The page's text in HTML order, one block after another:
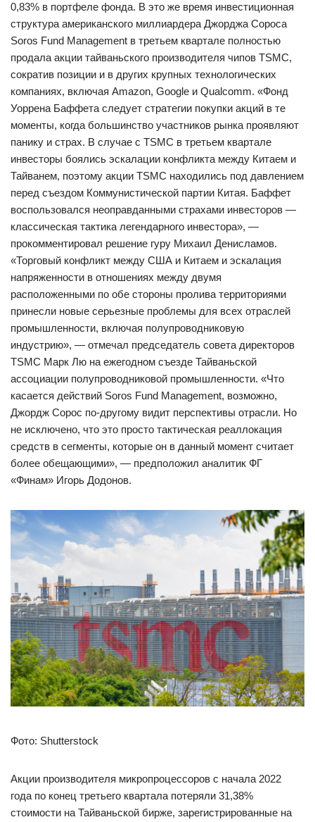
0,83% в портфеле фонда. В это же время инвестиционная
структура американского миллиардера Джорджа Сороса
Soros Fund Management в третьем квартале полностью
продала акции тайваньского производителя чипов TSMC,
сократив позиции и в других крупных технологических
компаниях, включая Amazon, Google и Qualcomm. «Фонд
Уоррена Баффета следует стратегии покупки акций в те
моменты, когда большинство участников рынка проявляют
панику и страх. В случае с TSMC в третьем квартале
инвесторы боялись эскалации конфликта между Китаем и
Тайванем, поэтому акции TSMC находились под давлением
перед съездом Коммунистической партии Китая. Баффет
воспользовался неоправданными страхами инвесторов —
классическая тактика легендарного инвестора», —
прокомментировал решение гуру Михаил Денисламов.
«Торговый конфликт между США и Китаем и эскалация
напряженности в отношениях между двумя
расположенными по обе стороны пролива территориями
принесли новые серьезные проблемы для всех отраслей
промышленности, включая полупроводниковую
индустрию», — отмечал председатель совета директоров
TSMC Марк Лю на ежегодном съезде Тайваньской
ассоциации полупроводниковой промышленности. «Что
касается действий Soros Fund Management, возможно,
Джордж Сорос по-другому видит перспективы отрасли. Но
не исключено, что это просто тактическая реаллокация
средств в сегменты, которые он в данный момент считает
более обещающими», — предположил аналитик ФГ
«Финам» Игорь Додонов.
Фото: Shutterstock
Акции производителя микропроцессоров с начала 2022
года по конец третьего квартала потеряли 31,38%
стоимости на Тайваньской бирже, зарегистрированные на